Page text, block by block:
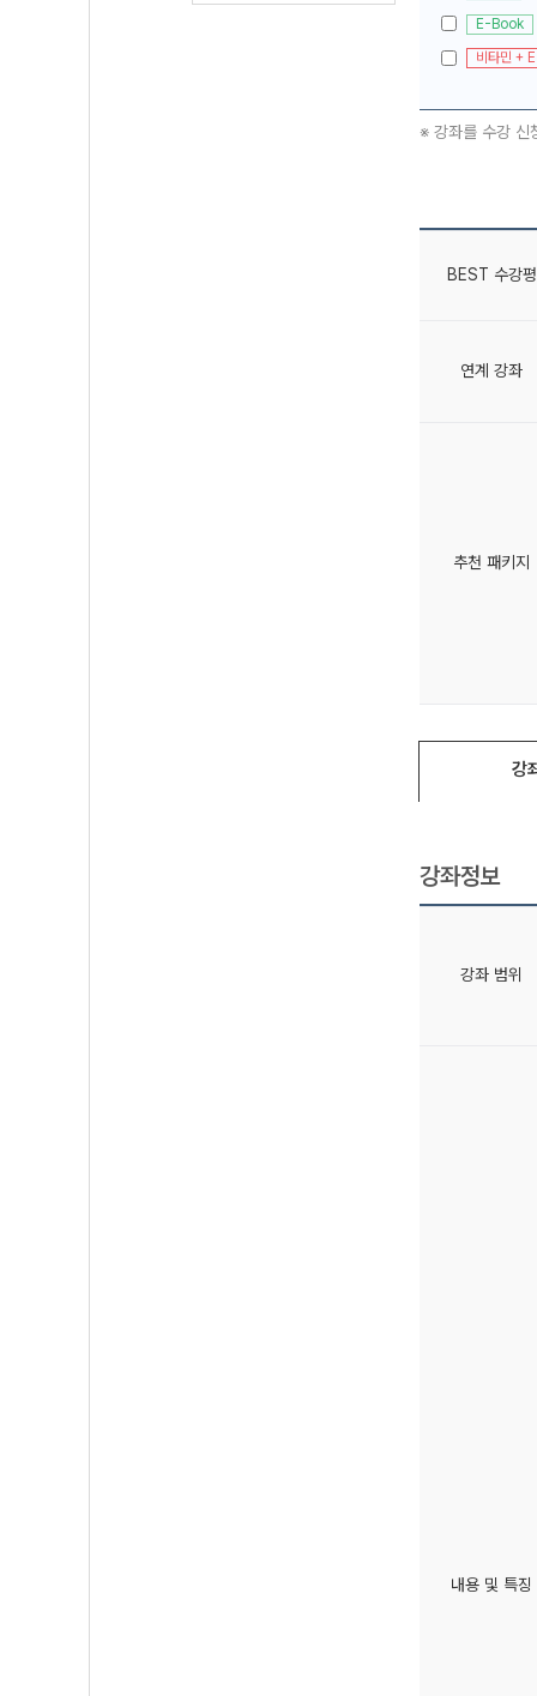
E-Book
비타민 +
※ 강좌를 수강 신
BEST 수강평
연계 강좌
추천 패키지
강
강좌정보
강좌 범위
내용 및 특징